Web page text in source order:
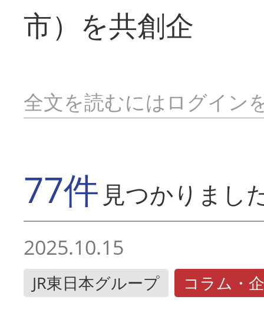
市）を共創企
全文を読むにはログイン
77件 見つかりまし
2025.10.15
JR東日本グループ コラム・